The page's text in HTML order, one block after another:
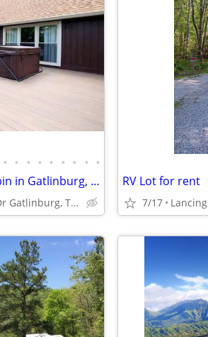
• • • • • • • • •
A Fantastic family chalet cabin in Gatlinburg, close to everything.
823 E Foothills Dr Gatlinburg, TN 37738
RV Lot for rent
7/17 Lancing